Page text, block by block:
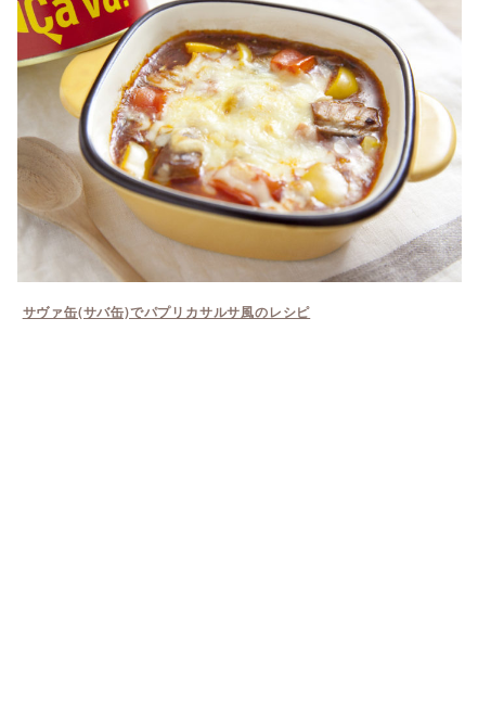
サヴァ缶(サバ缶)でパプリカサルサ風のレシピ